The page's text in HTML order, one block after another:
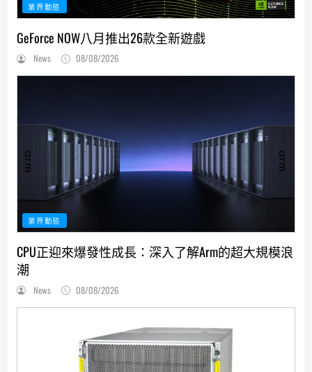
業界動態
GeForce NOW八月推出26款全新遊戲
News 08/08/2026
業界動態
CPU正迎來爆發性成長：深入了解Arm的超大規模浪
潮
News 08/08/2026